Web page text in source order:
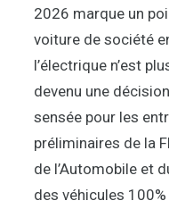
2026 marque un
voiture de société
l’électrique n’est
devenu une
sensée pour les
préliminaires de la
de l’Automobile et
des véhicules